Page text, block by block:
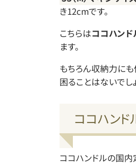
き12cmです。
こちらはココハン
ます。
もちろん収納力に
困ることはないでし
ココハン
ココハンドルの国内